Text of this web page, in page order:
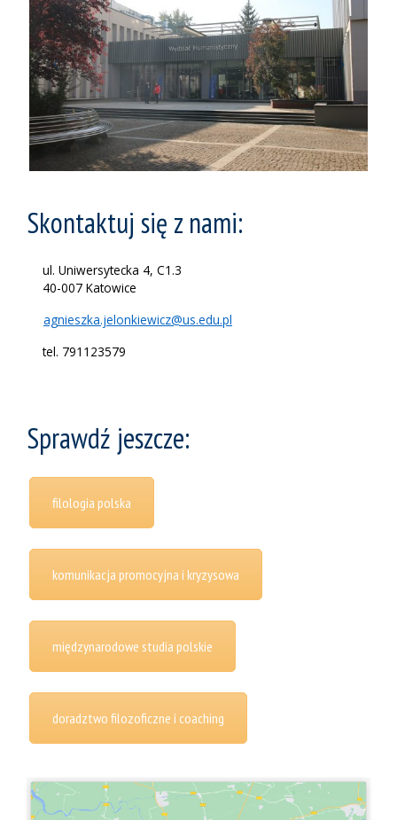
Skontaktuj się z nami:
ul. Uniwersytecka 4, C1.3
40-007 Katowice
agnieszka.jelonkiewicz@us.edu.pl
tel. 791123579
Sprawdź jeszcze:
filologia polska
komunikacja promocyjna i kryzysowa
międzynarodowe studia polskie
doradztwo filozoficzne i coaching